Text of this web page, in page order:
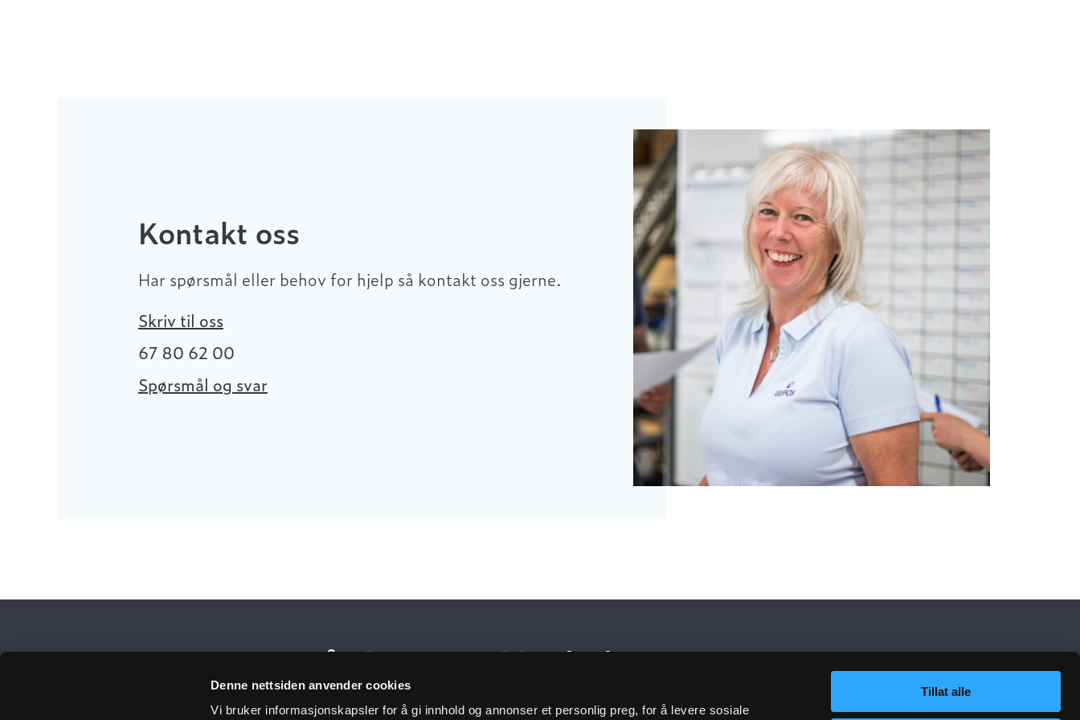
Denne nettsiden anvender cookies
Vi bruker informasjonskapsler for å gi innhold og annonser et personlig preg, for å levere sosiale
Tillat alle
Kontakt oss
Har spørsmål eller behov for hjelp så kontakt oss gjerne.
Skriv til oss
67 80 62 00
Spørsmål og svar
Få siste nytt i innboksen